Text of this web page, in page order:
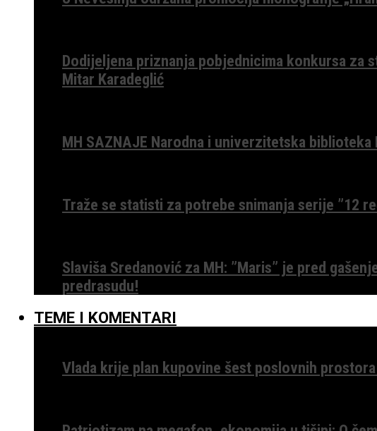
Dodijeljena priznanja pobjednicima konkursa za
Mitar Karadeglić
MH SAZNAJE Narodna i univerzitetska
Traže se statisti za potrebe snimanja serije ”12
Slaviša Sredanović za MH: ”Maris” je pred
predrasudu!
TEME I KOMENTARI
Vlada krije plan kupovine šest poslovnih